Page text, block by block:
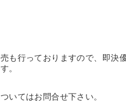
も行っておりますので、即決
。
いてはお問合せ下さい。